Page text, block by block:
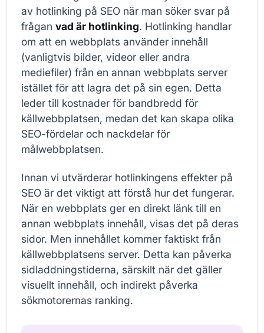
av hotlinking på SEO när man söker svar på
frågan vad är hotlinking. Hotlinking handlar
om att en webbplats använder innehåll
(vanligtvis bilder, videor eller andra
mediefiler) från en annan webbplats server
istället för att lagra det på sin egen. Detta
leder till kostnader för bandbredd för
källwebbplatsen, medan det kan skapa olika
SEO-fördelar och nackdelar för
målwebbplatsen.
Innan vi utvärderar hotlinkingens effekter på
SEO är det viktigt att förstå hur det fungerar.
När en webbplats ger en direkt länk till en
annan webbplats innehåll, visas det på deras
sidor. Men innehållet kommer faktiskt från
källwebbplatsens server. Detta kan påverka
sidladdningstiderna, särskilt när det gäller
visuellt innehåll, och indirekt påverka
sökmotorernas ranking.